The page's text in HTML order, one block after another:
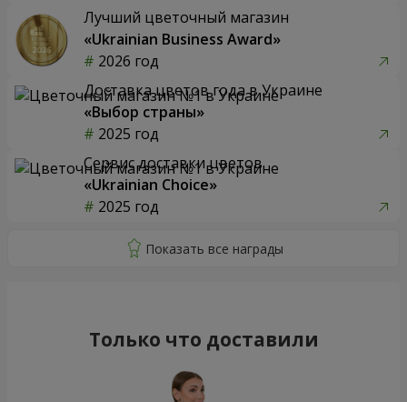
Лучший цветочный магазин
«Ukrainian Business Award»
2026 год
Доставка цветов года в Украине
«Выбор страны»
2025 год
Сервис доставки цветов
«Ukrainian Choice»
2025 год
Только что доставили